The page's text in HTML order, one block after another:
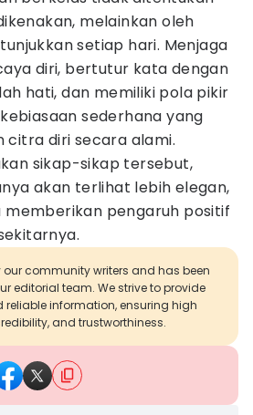
melainkan oleh
setiap hari. Menjaga
diri, bertutur kata dengan
hati, dan memiliki pola pikir
sederhana yang
diri secara alami.
sikap-sikap tersebut,
akan terlihat lebih elegan,
pengaruh positif
our community writers and has been
editorial team. We strive to provide
information, ensuring high
and trustworthiness.